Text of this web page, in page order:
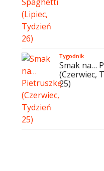
Tygodnik
Smak na…
(Czerwiec,
25)